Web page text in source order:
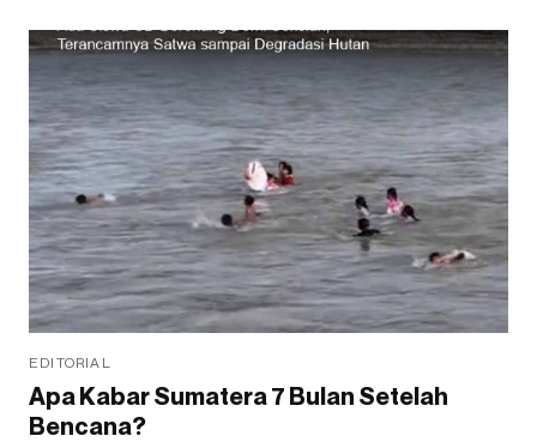
EDITORIAL
Apa Kabar Sumatera 7 Bulan Setelah
Bencana?